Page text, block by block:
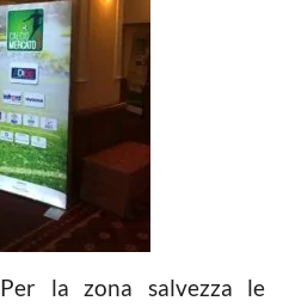
Per la zona salvezza le